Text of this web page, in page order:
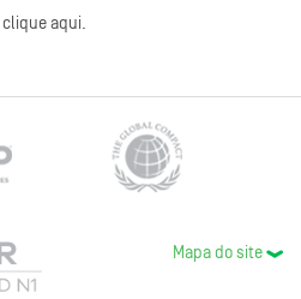
clique aqui.
Mapa do site